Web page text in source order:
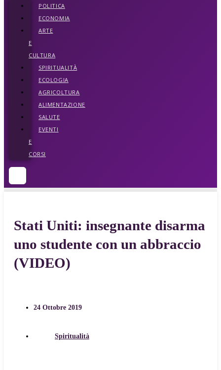
POLITICA
ECONOMIA
ARTE
E
CULTURA
SPIRITUALITÀ
ECOLOGIA
AGRICOLTURA
ALIMENTAZIONE
SALUTE
EVENTI
E
CORSI
Stati Uniti: insegnante disarma
uno studente con un abbraccio
(VIDEO)
24 Ottobre 2019
Spiritualità